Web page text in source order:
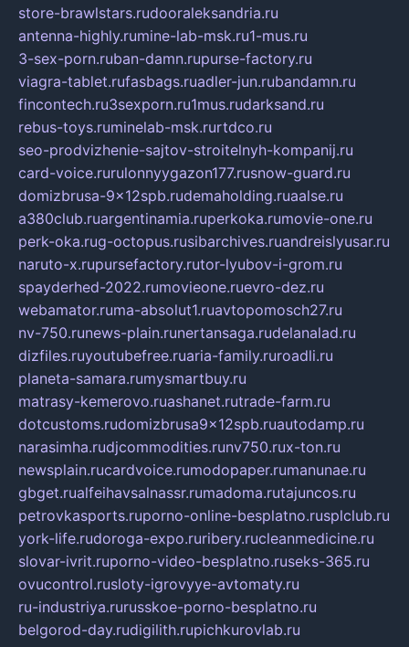
store-brawlstars.rudooraleksandria.ru
antenna-highly.rumine-lab-msk.ru1-mus.ru
3-sex-porn.ruban-damn.rupurse-factory.ru
viagra-tablet.rufasbags.ruadler-jun.rubandamn.ru
fincontech.ru3sexporn.ru1mus.rudarksand.ru
rebus-toys.ruminelab-msk.rurtdco.ru
seo-prodvizhenie-sajtov-stroitelnyh-kompanij.ru
card-voice.rurulonnyygazon177.rusnow-guard.ru
domizbrusa-9x12spb.rudemaholding.ruaalse.ru
a380club.ruargentinamia.ruperkoka.rumovie-one.ru
perk-oka.rug-octopus.rusibarchives.ruandreislyusar.ru
naruto-x.rupursefactory.rutor-lyubov-i-grom.ru
spayderhed-2022.rumovieone.ruevro-dez.ru
webamator.ruma-absolut1.ruavtopomosch27.ru
nv-750.runews-plain.runertansaga.rudelanalad.ru
dizfiles.ruyoutubefree.ruaria-family.ruroadli.ru
planeta-samara.rumysmartbuy.ru
matrasy-kemerovo.ruashanet.rutrade-farm.ru
dotcustoms.rudomizbrusa9x12spb.ruautodamp.ru
narasimha.rudjcommodities.runv750.rux-ton.ru
newsplain.rucardvoice.rumodopaper.rumanunae.ru
gbget.rualfeihavsalnassr.rumadoma.rutajuncos.ru
petrovkasports.ruporno-online-besplatno.rusplclub.ru
york-life.rudoroga-expo.ruribery.rucleanmedicine.ru
slovar-ivrit.ruporno-video-besplatno.ruseks-365.ru
ovucontrol.rusloty-igrovyye-avtomaty.ru
ru-industriya.rurusskoe-porno-besplatno.ru
belgorod-day.rudigilith.rupichkurovlab.ru